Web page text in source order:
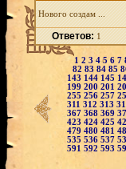
Нового создам ...
Ответов:1
1 2 3 45 6 7
82 83 84 85
143 144 145
199 200 201
255 256 257
311 312 313
367 368 369
423 424 425
479 480 481
535 536 537
591 592 593